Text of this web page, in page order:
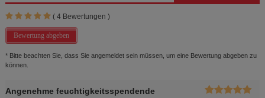
( 4Bewertungen )
Bewertung abgeben
* Bitte beachten Sie, dass Sie angemeldet sein müssen, um eine Bewertung abgeben zu
können.
Angenehme feuchtigkeitsspendende